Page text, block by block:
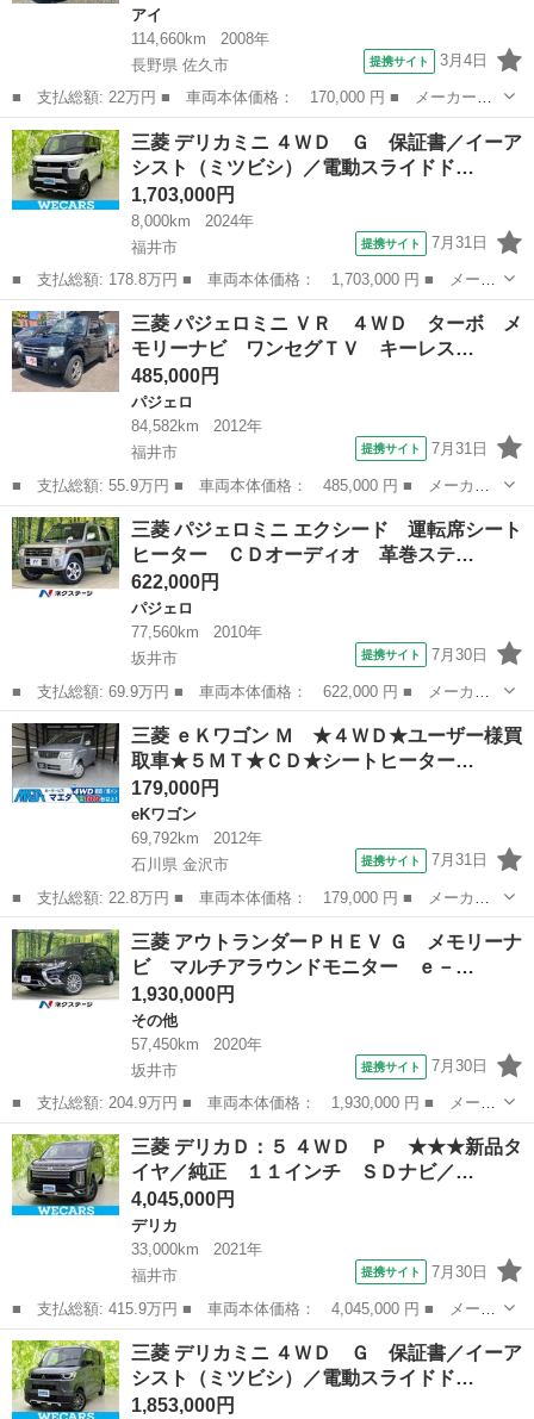
アイ
114,660km
2008年
長野県 佐久市
提携サイト 3月4日
■ 支払総額: 22万円 ■ 車両本体価格： 170,000 円 ■ メーカー
名： 三菱 ■ 車種名： アイ ■ グレード名： Ｍ タイミングチ
ェーン車 ＥＴＣ スマートキー ライトレベライザー 電格ミラ
ー オートエアコン...
長野 佐久市 アイ
三菱 デリカミニ ４ＷＤ Ｇ 保証書／イーア
シスト（ミツビシ）／電動スライドド…
1,703,000円
8,000km
2024年
福井市
提携サイト 7月31日
■ 支払総額: 178.8万円 ■ 車両本体価格： 1,703,000 円 ■ メーカ
ー名： 三菱 ■ 車種名： デリカミニ ■ グレード名： ４ＷＤ
Ｇ 保証書／イーアシスト（ミツビシ）／電動スライドドア／シート
ヒーター...
福井 福井市 三菱
三菱 パジェロミニ ＶＲ ４ＷＤ ターボ メ
モリーナビ ワンセグＴＶ キーレス…
485,000円
パジェロ
84,582km
2012年
福井市
提携サイト 7月31日
■ 支払総額: 55.9万円 ■ 車両本体価格： 485,000 円 ■ メーカー
名： 三菱 ■ 車種名： パジェロミニ ■ グレード名： ＶＲ ４
ＷＤ ターボ メモリーナビ ワンセグＴＶ キーレスエントリー
電動格納ミラ...
福井 福井市 パジェロ
三菱 パジェロミニ エクシード 運転席シート
ヒーター ＣＤオーディオ 革巻ステ…
622,000円
パジェロ
77,560km
2010年
坂井市
提携サイト 7月30日
■ 支払総額: 69.9万円 ■ 車両本体価格： 622,000 円 ■ メーカー
名： 三菱 ■ 車種名： パジェロミニ ■ グレード名： エクシー
ド 運転席シートヒーター ＣＤオーディオ 革巻ステアリング シ
ルバールーフ...
福井 坂井市 パジェロ
三菱 ｅＫワゴン Ｍ ★４ＷＤ★ユーザー様買
取車★５ＭＴ★ＣＤ★シートヒーター…
179,000円
eKワゴン
69,792km
2012年
石川県 金沢市
提携サイト 7月31日
■ 支払総額: 22.8万円 ■ 車両本体価格： 179,000 円 ■ メーカー
名： 三菱 ■ 車種名： ｅＫワゴン ■ グレード名： Ｍ ★４Ｗ
Ｄ★ユーザー様買取車★５ＭＴ★ＣＤ★シートヒーター★電格ミラー
★ＰＳ★ＰＷ...
石川 金沢市 eKワゴン
三菱 アウトランダーＰＨＥＶ Ｇ メモリーナ
ビ マルチアラウンドモニター ｅ－…
1,930,000円
その他
57,450km
2020年
坂井市
提携サイト 7月30日
■ 支払総額: 204.9万円 ■ 車両本体価格： 1,930,000 円 ■ メーカ
ー名： 三菱 ■ 車種名： アウトランダーＰＨＥＶ ■ グレード
名： Ｇ メモリーナビ マルチアラウンドモニター ｅ－アシス
ト レーダー...
福井 坂井市 その他
三菱 デリカＤ：５ ４ＷＤ Ｐ ★★★新品タ
イヤ／純正 １１インチ ＳＤナビ／…
4,045,000円
デリカ
33,000km
2021年
福井市
提携サイト 7月30日
■ 支払総額: 415.9万円 ■ 車両本体価格： 4,045,000 円 ■ メーカ
ー名： 三菱 ■ 車種名： デリカＤ：５ ■ グレード名： ４Ｗ
Ｄ Ｐ ★★★新品タイヤ／純正 １１インチ ＳＤナビ／衝突安全
装置／両側...
福井 福井市 デリカ
三菱 デリカミニ ４ＷＤ Ｇ 保証書／イーア
シスト（ミツビシ）／電動スライドド…
1,853,000円